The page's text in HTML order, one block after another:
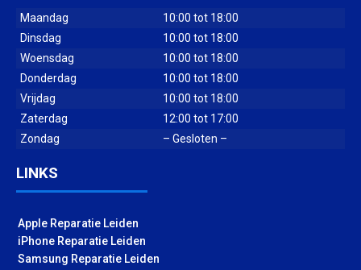
Maandag
10:00 tot 18:00
Dinsdag
10:00 tot 18:00
Woensdag
10:00 tot 18:00
Donderdag
10:00 tot 18:00
Vrijdag
10:00 tot 18:00
Zaterdag
12:00 tot 17:00
Zondag
– Gesloten –
LINKS
Apple Reparatie Leiden
iPhone Reparatie Leiden
Samsung Reparatie Leiden